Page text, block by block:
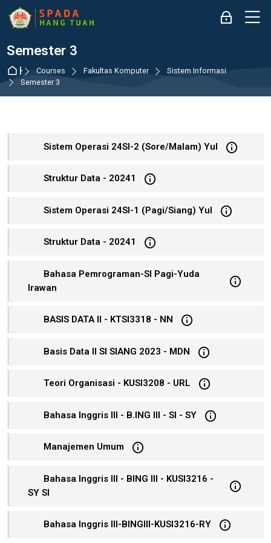
Skip to navigation
Skip to login form
Skip to main content
Skip to accessibility options
Skip to footer
Skip accessibility options
Log in
Semester 3
HomeCourses Fakultas Komputer
Sistem Informasi
Semester 3
Sistem Operasi 24SI-2 (Sore/Malam) Yul
Struktur Data - 20241
Sistem Operasi 24SI-1 (Pagi/Siang) Yul
Struktur Data - 20241
Bahasa Pemrograman-SI Pagi-Yuda
Irawan
BASIS DATA II - KTSI3318 - NN
Basis Data II SI SIANG 2023 - MDN
Teori Organisasi - KUSI3208 - URL
Bahasa Inggris III - B.ING III - SI - SY
Manajemen Umum
Bahasa Inggris III - BING III - KUSI3216 -
SY SI
Bahasa Inggris III-BINGIII-KUSI3216-RY